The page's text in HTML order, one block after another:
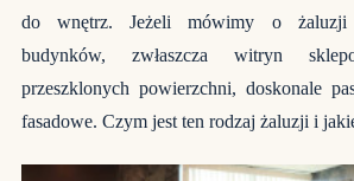
do wnętrz. Jeżeli mówimy o żaluzji
budynków, zwłaszcza witryn
przeszklonych powierzchni, doskonale
fasadowe. Czym jest ten rodzaj żaluzji i